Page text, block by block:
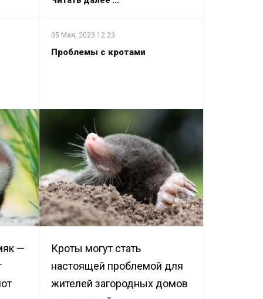
—
05 Мая, 2023 12:23
Проблемы с кротами
Кроты могут стать
настоящей проблемой для
жителей загородных домов